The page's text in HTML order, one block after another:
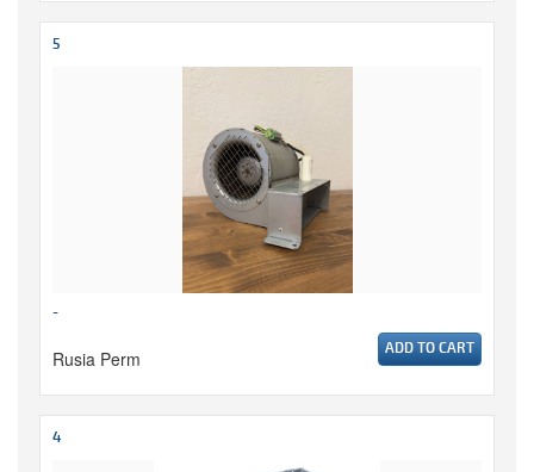
5
-
Rusia Perm ADD TO CART
4